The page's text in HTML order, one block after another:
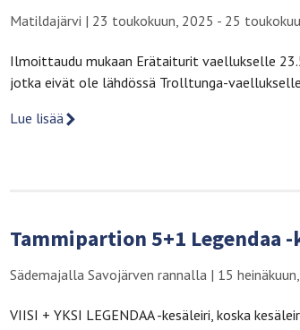
Matildajärvi | 23 toukokuun, 2025 - 25
Ilmoittaudu mukaan Erätaiturit vaellukselle
jotka eivät ole lähdössä Trolltunga-
Lue lisää
Tammipartion 5+1 Legendaa
Sädemajalla Savojärven rannalla | 15
VIISI + YKSI LEGENDAA -kesäleiri, koska